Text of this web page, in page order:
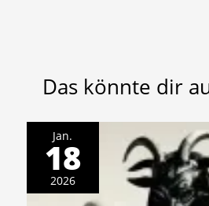
Das könnte dir
Jan.
18
2026